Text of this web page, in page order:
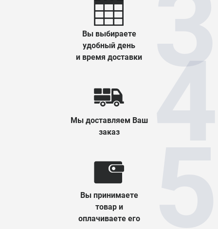
Вы выбираете
удобный день
и время доставки
Мы доставляем Ваш
заказ
Вы принимаете
товар и
оплачиваете его